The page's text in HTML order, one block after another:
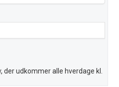
udkommer alle hverdage kl.